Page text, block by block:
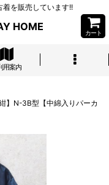
を販売しています!!
HOME
カート
用案内
】N-3B型【中綿入りパーカ